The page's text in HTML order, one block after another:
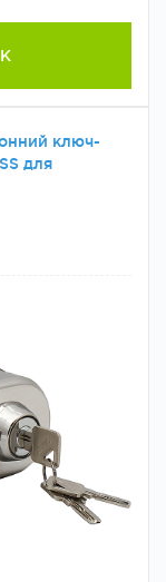
ключ-
для